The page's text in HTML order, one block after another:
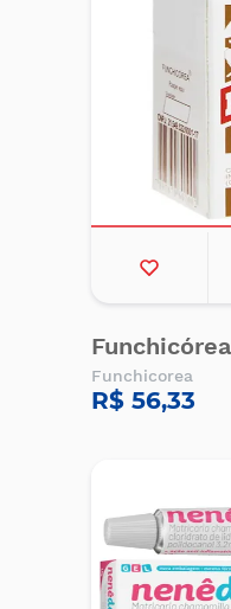
Funchicorea
R$ 56,33